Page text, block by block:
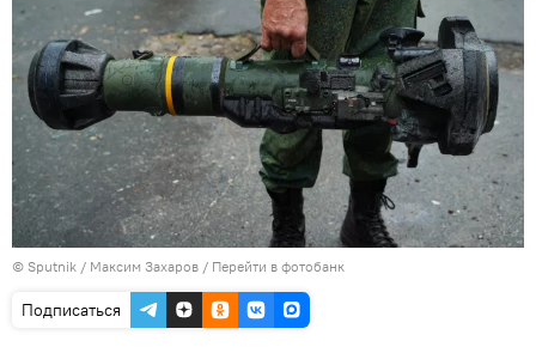
© Sputnik / Максим Захаров / Перейти в фотобанк
Подписаться